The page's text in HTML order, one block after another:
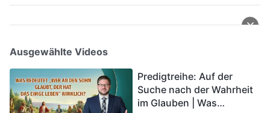
Ausgewählte Videos
Predigtreihe: Auf der
Suche nach der Wahrheit
im Glauben | Was